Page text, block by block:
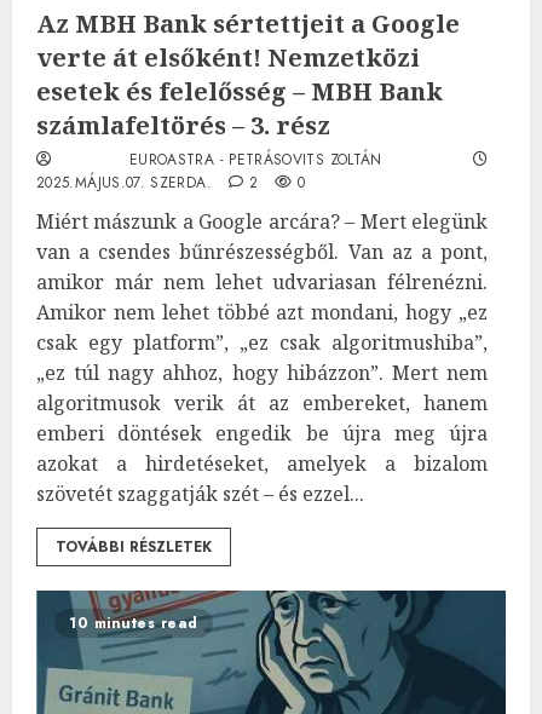
Az MBH Bank sértettjeit a Google
verte át elsőként! Nemzetközi
esetek és felelősség – MBH Bank
számlafeltörés – 3. rész
EUROASTRA - PETRÁSOVITS ZOLTÁN
2025.MÁJUS.07. SZERDA.
2 0
Miért mászunk a Google arcára? – Mert elegünk
van a csendes bűnrészességből. Van az a pont,
amikor már nem lehet udvariasan félrenézni.
Amikor nem lehet többé azt mondani, hogy „ez
csak egy platform”, „ez csak algoritmushiba”,
„ez túl nagy ahhoz, hogy hibázzon”. Mert nem
algoritmusok verik át az embereket, hanem
emberi döntések engedik be újra meg újra
azokat a hirdetéseket, amelyek a bizalom
szövetét szaggatják szét – és ezzel...
TOVÁBBI RÉSZLETEK
10 minutes read